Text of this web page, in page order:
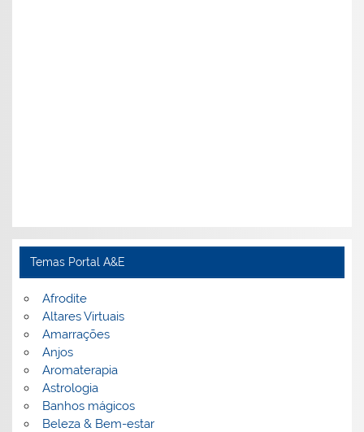
Temas Portal A&E
Afrodite
Altares Virtuais
Amarrações
Anjos
Aromaterapia
Astrologia
Banhos mágicos
Beleza & Bem-estar